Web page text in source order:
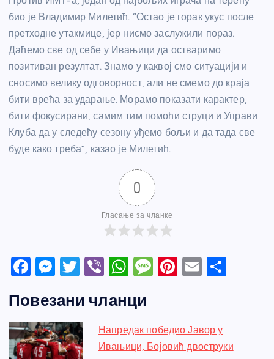
био је Владимир Милетић. “Остао је горак укус после
претходне утакмице, јер нисмо заслужили пораз.
Даћемо све од себе у Ивањици да остваримо
позитиван резултат. Знамо у каквој смо ситуацији и
сносимо велику одговорност, али не смемо до краја
бити врећа за ударање. Морамо показати карактер,
бити фокусирани, самим тим помоћи струци и Управи
Клуба да у следећу сезону уђемо бољи и да тада све
буде како треба”, казао је Милетић.
0
Гласање за чланке
F
c
e
b
M
ss
e
n
T
itt
er
Vi
er
W
at
s
A
M
a
g
Pi
e
st
E
Повезани чланци
Напредак победио Јавор у
Ивањици, Бојовић двоструки